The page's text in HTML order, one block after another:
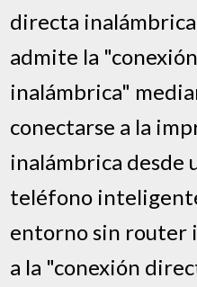
directa
admite la
inalámbrica"
conectarse a la
inalámbrica desde
teléfono
entorno sin router
a la "conexión